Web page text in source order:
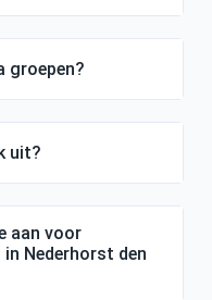
groepen?
uit?
aan voor
Nederhorst den